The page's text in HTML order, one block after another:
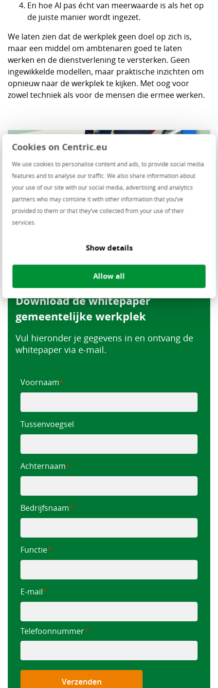
Cookies on Centric.eu
We use cookies to personalise content and ads, to provide social media
features and to analyse our traffic. We also share information about
your use of our site with our social media, advertising and analytics
partners who may combine it with other information that you’ve
provided to them or that they’ve collected from your use of their
services.
Show details
Allow all
En hoe AI pas écht van meerwaarde is als het op
de juiste manier wordt ingezet.
We laten zien dat de werkplek geen doel op zich is,
maar een middel om ambtenaren goed te laten
werken en de dienstverlening te versterken. Geen
ingewikkelde modellen, maar praktische inzichten om
opnieuw naar de werkplek te kijken. Met oog voor
zowel techniek als voor de mensen die ermee werken.
Download de whitepaper
gemeentelijke werkplek
Vul hieronder je gegevens in en ontvang de
whitepaper via e-mail.
Voornaam
Tussenvoegsel
Achternaam
Bedrijfsnaam
Functie
E-mail
Telefoonnummer*
Verzenden